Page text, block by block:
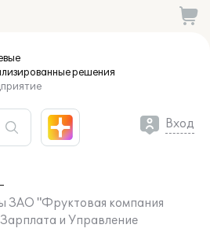
решения
Вход
ЗАО "Фруктовая компания
и Управление